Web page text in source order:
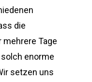
die
Tage
enorme
setzen uns